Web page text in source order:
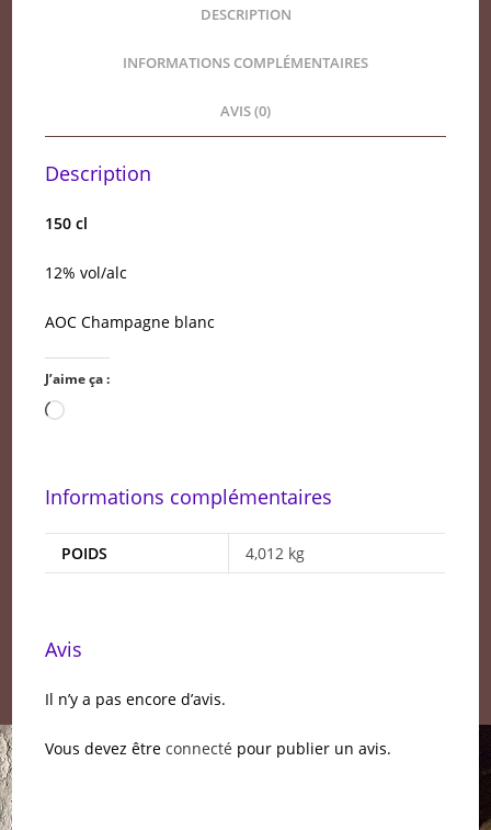
DESCRIPTION
INFORMATIONS COMPLÉMENTAIRES
AVIS (0)
Description
150 cl
12% vol/alc
AOC Champagne blanc
J’aime ça :
Chargement…
Informations complémentaires
POIDS 4,012 kg
Avis
Il n’y a pas encore d’avis.
Vous devez êtreconnecté pour publier un avis.